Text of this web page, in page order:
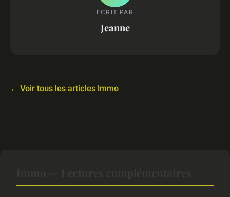
ECRIT PAR
Jeanne
← Voir tous les articles Immo